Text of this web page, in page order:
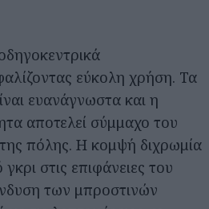
εύκολη χρήση. Τα
ευανάγνωστα και η
αποτελεί σύμμαχο του
πόλης. Η κομψή διχρωμία
στις επιφάνειες του
των μπροστινών